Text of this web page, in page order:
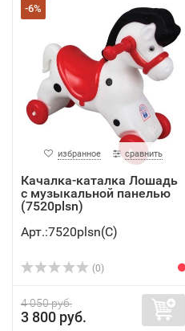
-6%
избранное сравнить
Качалка-каталка Лошадь
с музыкальной панелью
(7520plsn)
Арт.:7520plsn(C)
(0)
4 050 руб.
3 800 руб.